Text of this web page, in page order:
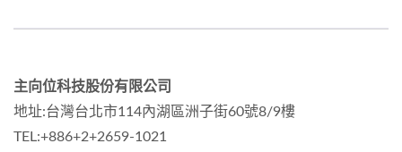
主向位科技股份有限公司
地址:台灣台北市114內湖區洲子街60號8/9樓
TEL:+886+2+2659-1021